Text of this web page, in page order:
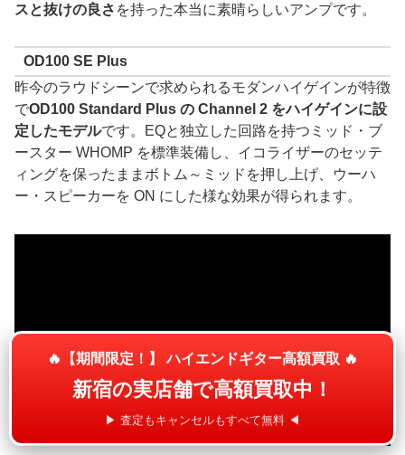
スと抜けの良さ を持った本当に素晴らしいアンプです。
OD100 SE Plus
昨今のラウドシーンで求められるモダンハイゲインが特徴
でOD100 Standard Plus の Channel 2 をハイゲインに設
定したモデルです。EQと独立した回路を持つミッド・ブ
ースター WHOMP を標準装備し、イコライザーのセッテ
ィングを保ったままボトム～ミッドを押し上げ、ウーハ
ー・スピーカーを ON にした様な効果が得られます。
🔥【期間限定！】 ハイエンドギター高額買取 🔥
新宿の実店舗で高額買取中！